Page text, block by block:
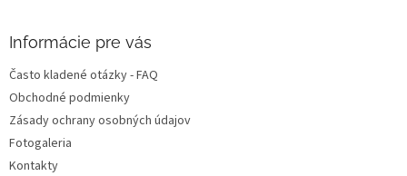
Informácie pre vás
Často kladené otázky - FAQ
Obchodné podmienky
Zásady ochrany osobných údajov
Fotogaleria
Kontakty